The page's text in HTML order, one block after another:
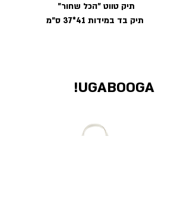
תיק טווט ״הכל שחור״
תיק בד במידות 41*37 ס״מ
UGABOOGA!